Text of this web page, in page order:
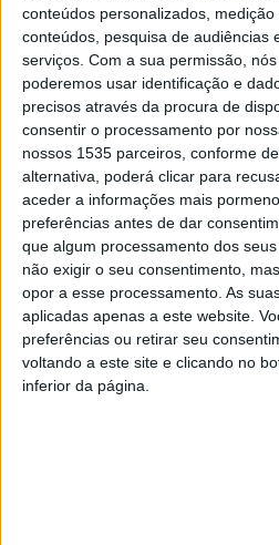
conteúdos personalizados,
conteúdos, pesquisa de audiências
serviços. Com a sua permissão,
poderemos usar identificação e
precisos através da procura de
consentir o processamento por
nossos 1535 parceiros, conforme
alternativa, poderá clicar para
aceder a informações mais
preferências antes de dar
que algum processamento dos
não exigir o seu consentimento,
opor a esse processamento. As
aplicadas apenas a este website.
preferências ou retirar seu
voltando a este site e clicando no
inferior da página.
A dupla Valdemar e Fazendeiro
primeira prova do 13º Torneio
época de 2023.
Organizado pela Associação de
Distrito de Castelo Branco, a
Salgueiro do Campo, com a
A coletividade dá ainda conta
dupla Joaquim Neves/José
Bicho/José Carrilho.
A próxima prova está agendada